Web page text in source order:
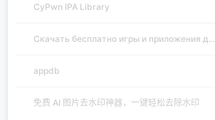
CyPwn IPA Library
Скачать бесплатно игры и приложения д...
appdb
免费 AI 图片去水印神器，一键轻松去除水印